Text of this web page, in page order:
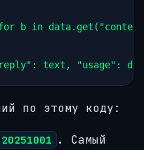
b in data. get (
: text , "usage" :
по этому коду:
.
Самый